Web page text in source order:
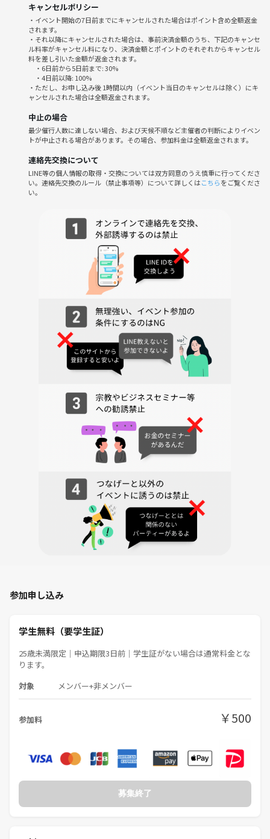
14:10 シアター上映終了
14:30 集合②
↓ 施設見学
16:00 終了
※4D2Uドームシアター希望の場合は13:30～14:10の回になります。希望
する方は申し込み後、メッセージでご連絡ください。シアターは予約制
で、結果は2/28にわかります。予約できなかった場合は展示鑑賞のみと
なります。
させていただきます。
※施設等の正確な情報は公式HPで確認してください。つなげーとでリ
※集合した方からお互いに自己紹介をお願いします。全体の自己紹介タ
※早い申し込みがお得です。
※学生は無料です。要学生証、25歳未満、申込期限は3日前までとさせ
ていだきます。
※飲食代や入場料などが発生する場合は各自でお支払いください。
🔶下記了承の上ご参加ください
※施設等の正確な情報は公式HPで確認してください。
※イベント内容に適した服装、持ち物でお願いします。
※遅刻の場合はがんばって合流してください。イベント開始後はすぐに
※天候や施設側の事情で開催困難な場合は近くのカフェなどで交流に変
※適宜イベントの様子を撮影いたします。
※イベント中の連絡先交換は禁止とします。
過去のイベントの様子は下の画像をご覧ください🙂
ブラタモリのように東京のいろいろな地域を散歩しながら、歴史、芸
上京したばかりでこれから東京の事を知っていきたいという方や東京は
会になるとおもいます♪
🔶今回のテーマ
天文台歴史観、太陽塔望遠鏡、第一赤道儀室、太陽系ウォークなどを楽
きたら希望者でいきましょう。
🔶流れ
↓ 歓談
キャンセルポリシー
・イベント開始の7日前までにキャンセルされた場合はポイント含め全額返金
されます。
・それ以降にキャンセルされた場合は、事前決済金額のうち、下記のキャンセ
ル料率がキャンセル料になり、決済金額とポイントのそれぞれからキャンセル
料を差し引いた金額が返金されます。
・6日前から5日前まで: 30%
・4日前以降: 100%
・ただし、お申し込み後 1時間以内（イベント当日のキャンセルは除く）にキ
ャンセルされた場合は全額返金されます。
中止の場合
最少催行人数に達しない場合、および天候不順など主催者の判断によりイベン
トが中止される場合があります。その場合、参加料金は全額返金されます。
連絡先交換について
LINE等の個人情報の取得・交換については双方同意のうえ慎重に行ってくださ
い。連絡先交換のルール（禁止事項等）について詳しくはこちらをご覧くださ
い。
参加申し込み
学生無料（要学生証）
25歳未満限定｜申込期限3日前｜学生証がない場合は通常料金とな
ります。
対象 メンバー+非メンバー
参加料 ￥500
募集終了